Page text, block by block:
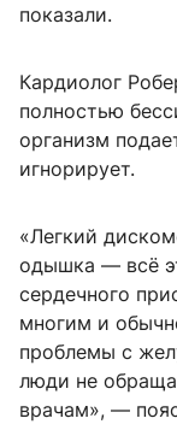
показали.
Кардиолог
полностью
организм
игнорирует.
«Легкий
одышка — всё
сердечного
многим и
проблемы с
люди не
врачам», —